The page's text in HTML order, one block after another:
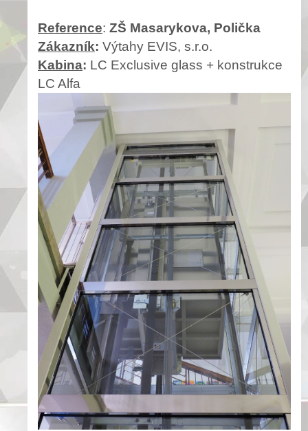
Reference: ZŠ Masarykova, Polička
Zákazník: Výtahy EVIS, s.r.o.
Kabina: LC Exclusive glass + konstrukce
LC Alfa